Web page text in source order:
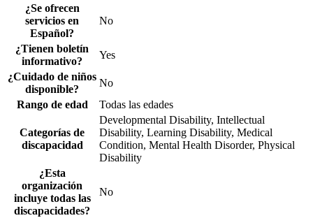
¿Se ofrecen
servicios en
Español?
No
¿Tienen boletín
informativo?
Yes
¿Cuidado de niños
disponible?
No
Rango de edad
Todas las edades
Categorías de
discapacidad
Developmental Disability, Intellectual
Disability, Learning Disability, Medical
Condition, Mental Health Disorder, Physical
Disability
¿Esta
organización
incluye todas las
discapacidades?
No